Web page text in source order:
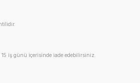
iş günü içerisinde iade edebilirsiniz.